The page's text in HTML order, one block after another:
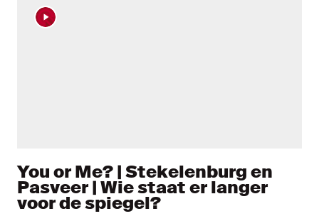
You or Me? | Stekelenburg en
Pasveer | Wie staat er langer
voor de spiegel?